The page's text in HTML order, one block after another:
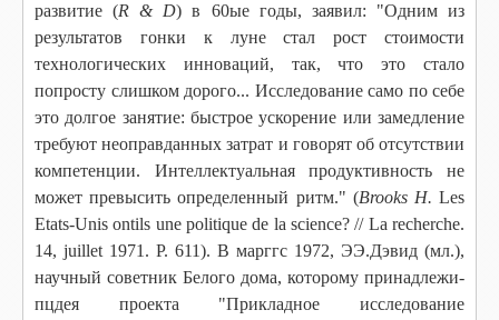
развитие (R & D) в 60ые годы, заявил: "Одним из
результатов гонки к луне стал рост стоимости
технологических инноваций, так, что это стало
попросту слишком дорого... Исследование само по себе
это долгое занятие: быстрое ускорение или замедление
требуют неоправданных затрат и говорят об отсутствии
компетенции. Интеллектуальная продуктивность не
может превысить определенный ритм." (Brooks Н. Les
Etats-Unis ontils une politique de la science? // La recherche.
14, juillet 1971. P. 611). В марггс 1972, ЭЭ.Дэвид (мл.),
научный советник Белого дома, которому принадлежи-
пцдея проекта "Прикладное исследование